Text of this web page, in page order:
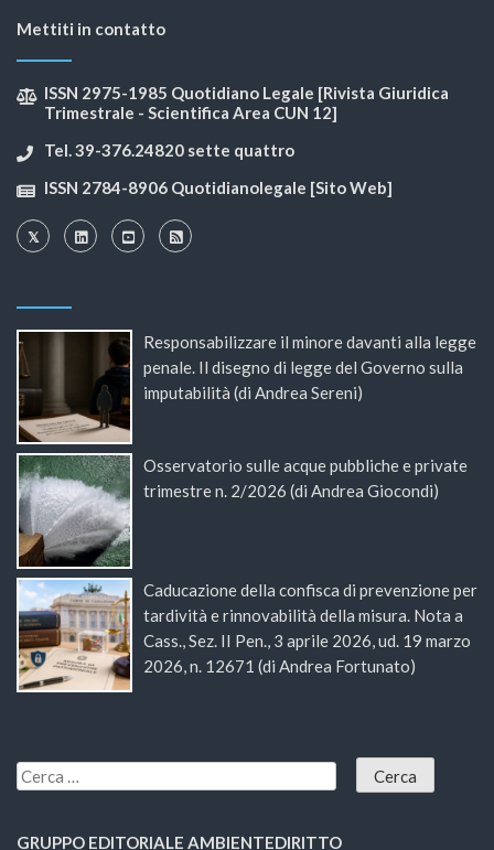
Mettiti in contatto
ISSN 2975-1985 Quotidiano Legale [Rivista Giuridica
Trimestrale - Scientifica Area CUN 12]
Tel. 39-376.24820 sette quattro
ISSN 2784-8906 Quotidianolegale [Sito Web]
Responsabilizzare il minore davanti alla legge
penale. Il disegno di legge del Governo sulla
imputabilità (di Andrea Sereni)
Osservatorio sulle acque pubbliche e private
trimestre n. 2/2026 (di Andrea Giocondi)
Caducazione della confisca di prevenzione per
tardività e rinnovabilità della misura. Nota a
Cass., Sez. II Pen., 3 aprile 2026, ud. 19 marzo
2026, n. 12671 (di Andrea Fortunato)
GRUPPO EDITORIALE AMBIENTEDIRITTO